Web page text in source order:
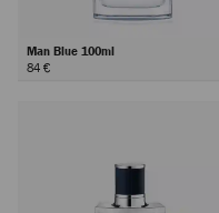
Man Blue 100ml
84 €